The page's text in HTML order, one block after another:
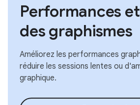
Performances
des graphismes
Améliorez les performances
réduire les sessions lentes ou
graphique.